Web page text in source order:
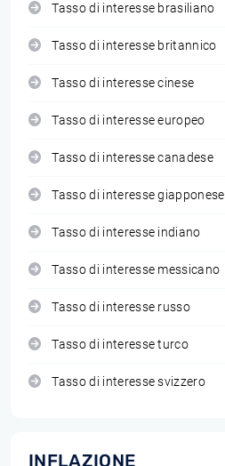
Tasso di interesse brasiliano
Tasso di interesse britannico
Tasso di interesse cinese
Tasso di interesse europeo
Tasso di interesse canadese
Tasso di interesse giapponese
Tasso di interesse indiano
Tasso di interesse messicano
Tasso di interesse russo
Tasso di interesse turco
Tasso di interesse svizzero
INFLAZIONE